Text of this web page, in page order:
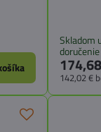
Skladom
142,02 €